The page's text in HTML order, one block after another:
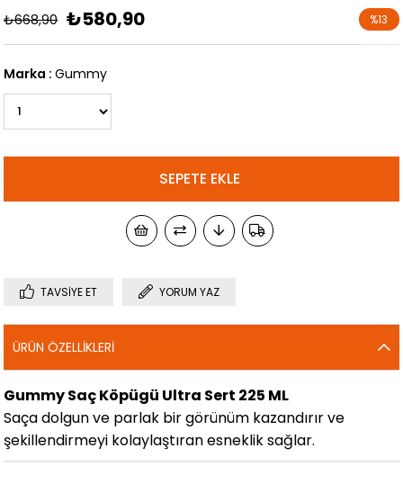
₺668,90 ₺580,90 %13
İndirim
Marka : Gummy
TAVSIYE ET YORUM YAZ
ÜRÜN ÖZELLIKLERI
Gummy Saç Köpügü Ultra Sert 225 ML
Saça dolgun ve parlak bir görünüm kazandırır ve
şekillendirmeyi kolaylaştıran esneklik sağlar.